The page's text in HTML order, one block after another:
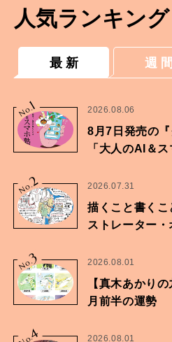
人気ランキング
最 新 週 間
No.
1 2026.08.06
8月7日発売の
「大人のAI＆ス
No.2 2026.07.31
描くこと書く
ストレーター
No.3 2026.08.01
【真木あかり
月前半の運勢
4 2026.08.01